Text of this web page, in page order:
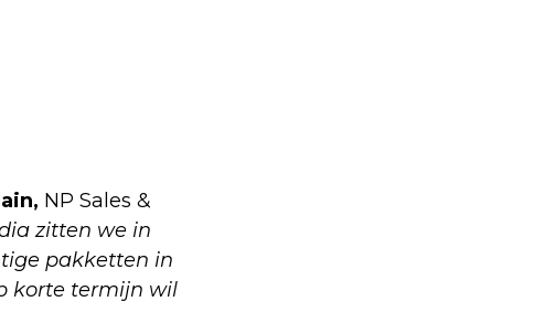
NP Sales &
zitten we in
pakketten in
korte termijn wil